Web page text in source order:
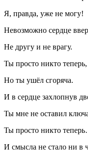
Я, правда, уже не могу!
Невозможно сердце
Не другу и не врагу.
Ты просто никто теперь,
Но ты ушёл сгоряча.
И в сердце захлопнув
Ты мне не оставил
Ты просто никто
И смысла не стало ни в